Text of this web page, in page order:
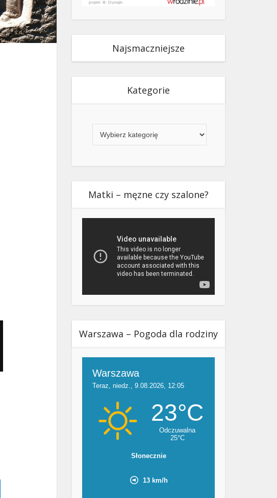
Najsmaczniejsze
Kategorie
Matki – męzne czy szalone?
Warszawa – Pogoda dla rodziny